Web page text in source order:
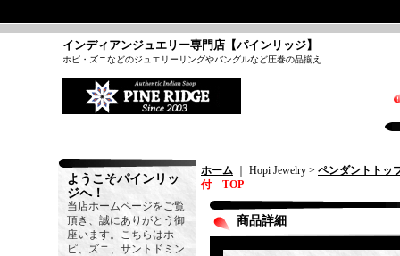
インディアンジュエリー専門店【パインリッジ】
ホピ・ズニなどのジュエリーリングやバングルなど圧巻の品揃え
ようこそパインリッ
ジへ！
当店ホームページをご覧
頂き、誠にありがとう御
座います。こちらはホ
ピ、ズニ、サントドミン
ホーム ｜ Hopi Jewelry > ペンダントトッ
付 TOP
商品詳細